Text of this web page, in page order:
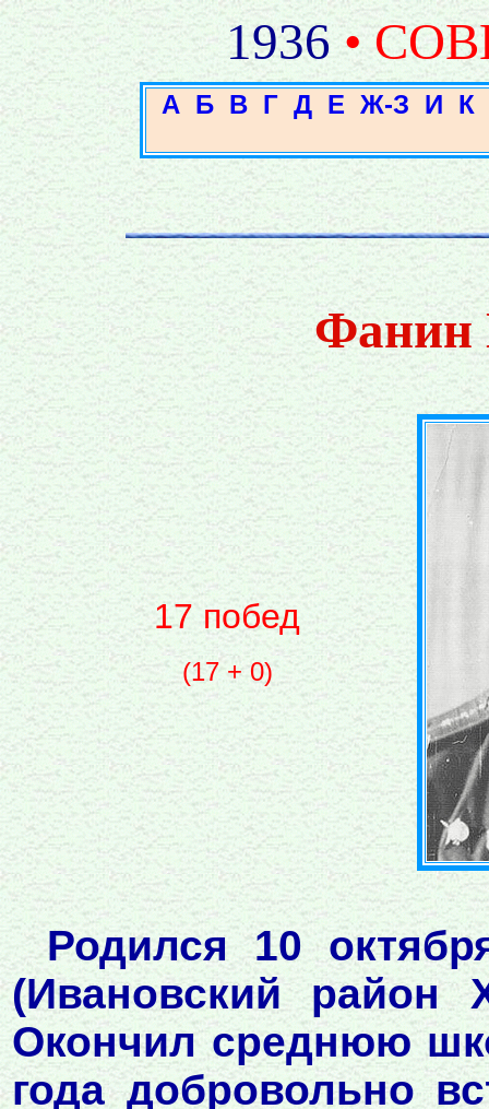
1936 •
А Б В Г Д Е Ж-З И К
Фанин
17 побед
(17 + 0)
Родился 10
(Ивановский район
Окончил среднюю
года добровольно